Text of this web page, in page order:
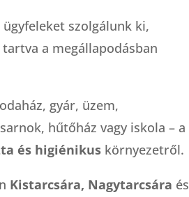
szolgálunk ki,
a megállapodásban
gyár, üzem,
hűtőház vagy iskola – a
és higiénikus környezetről.
Kistarcsára, Nagytarcsára és